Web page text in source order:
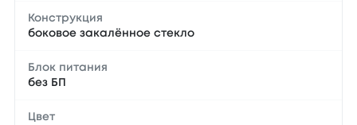
Конструкция
боковое закалённое стекло
Блок питания
без БП
Цвет